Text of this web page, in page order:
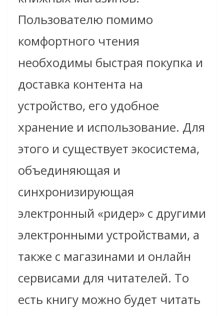
Пользователю помимо
комфортного чтения
необходимы быстрая покупка и
доставка контента на
устройство, его удобное
хранение и использование. Для
этого и существует экосистема,
объединяющая и
синхронизирующая
электронный «ридер» с другими
электронными устройствами, а
также с магазинами и онлайн
сервисами для читателей. То
есть книгу можно будет читать